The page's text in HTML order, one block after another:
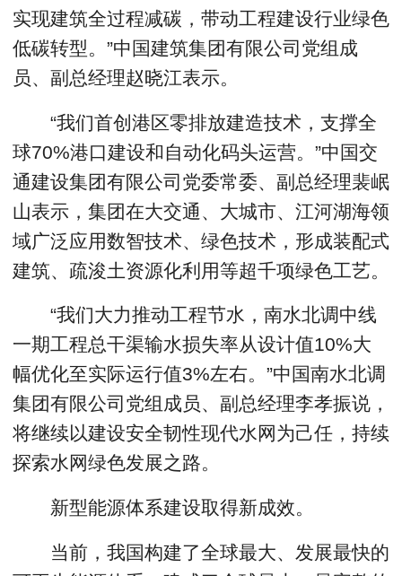
实现建筑全过程减碳，带动工程建设行业绿色
低碳转型。”中国建筑集团有限公司党组成
员、副总经理赵晓江表示。
“我们首创港区零排放建造技术，支撑全
球70%港口建设和自动化码头运营。”中国交
通建设集团有限公司党委常委、副总经理裴岷
山表示，集团在大交通、大城市、江河湖海领
域广泛应用数智技术、绿色技术，形成装配式
建筑、疏浚土资源化利用等超千项绿色工艺。
“我们大力推动工程节水，南水北调中线
一期工程总干渠输水损失率从设计值10%大
幅优化至实际运行值3%左右。”中国南水北调
集团有限公司党组成员、副总经理李孝振说，
将继续以建设安全韧性现代水网为己任，持续
探索水网绿色发展之路。
新型能源体系建设取得新成效。
当前，我国构建了全球最大、发展最快的